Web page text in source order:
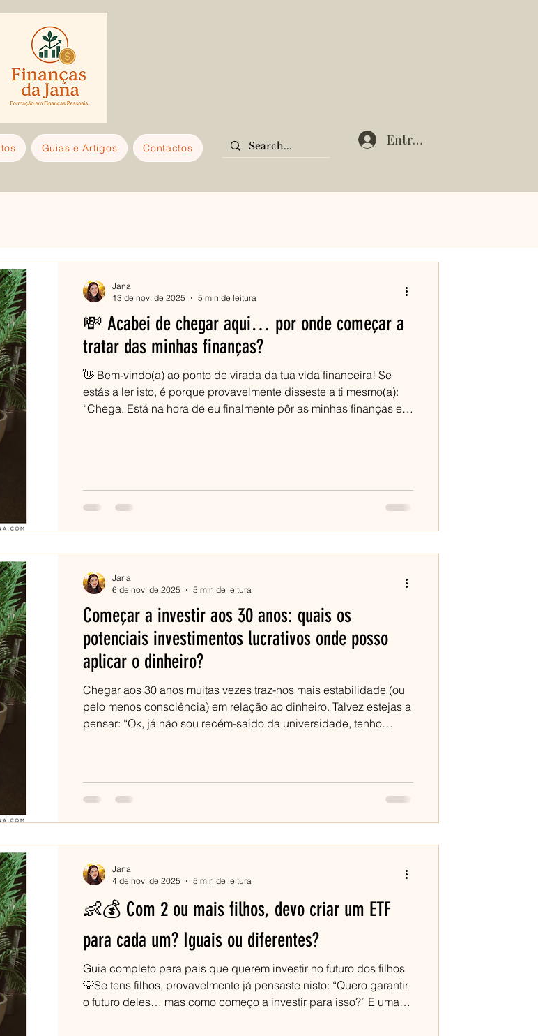
Guias e Artigos Contactos
Entrar
💸 Acabei de chegar aqui… por onde começar a
tratar das minhas finanças?
👋 Bem-vindo(a) ao ponto de virada da tua vida financeira! Se
estás a ler isto, é porque provavelmente disseste a ti mesmo(a):
“Chega. Está na hora de eu finalmente pôr as minhas finanças em
“E as dívidas?” “Como é que organizo tud
Jana
13 de nov. de 2025
5 min de leitura
Começar a investir aos 30 anos: quais os
potenciais investimentos lucrativos onde posso
aplicar o dinheiro?
Chegar aos 30 anos muitas vezes traz-nos mais estabilidade (ou
pelo menos consciência) em relação ao dinheiro. Talvez estejas a
pensar: “Ok, já não sou recém-saído da universidade, tenho
financeira, e como começar com segurança
Jana
6 de nov. de 2025
5 min de leitura
👶💰 Com 2 ou mais filhos, devo criar um ETF
para cada um? Iguais ou diferentes?
Guia completo para pais que querem investir no futuro dos filhos
💡Se tens filhos, provavelmente já pensaste nisto: “Quero garantir
o futuro deles… mas como começo a investir para isso?” E uma
Jana
4 de nov. de 2025
5 min de leitura